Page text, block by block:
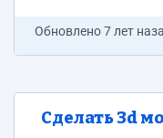
Обновлено7 лет
Сделать 3d